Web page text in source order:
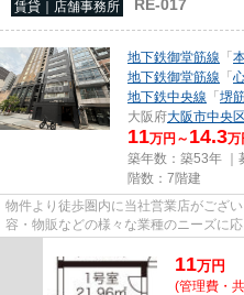
賃貸｜店舗事務所 RE-017
地下鉄御堂筋線 「
地下鉄御堂筋線 「
地下鉄中央線 「堺
大阪府大阪市中央
11万円～ 14.3万
築年数：築53年 ｜
階数：7階建
物件より徒歩圏内に当社営業店がござ
容・物販などの様々な業種のニーズに
尚、弊社ではおとり広告は一切...
11万円
(管理費・